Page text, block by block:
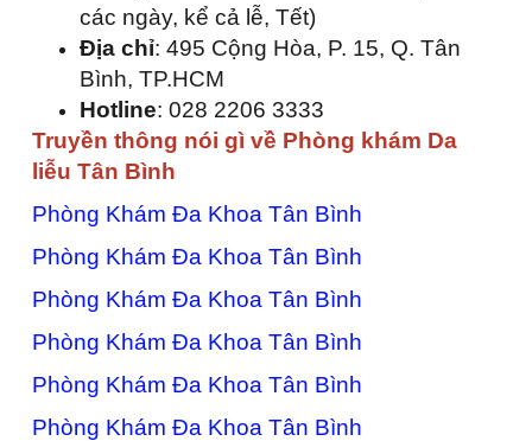
các ngày, kể cả lễ, Tết)
Địa chỉ: 495 Cộng Hòa, P. 15, Q. Tân
Bình, TP.HCM
Hotline: 028 2206 3333
Truyền thông nói gì về Phòng khám Da
liễu Tân Bình
Phòng Khám Đa Khoa Tân Bình
Phòng Khám Đa Khoa Tân Bình
Phòng Khám Đa Khoa Tân Bình
Phòng Khám Đa Khoa Tân Bình
Phòng Khám Đa Khoa Tân Bình
Phòng Khám Đa Khoa Tân Bình